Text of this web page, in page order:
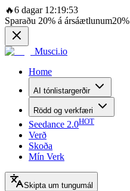
🔥6 dagar 12:19:53
Sparaðu 20% á ársáætlunum20%
Musci.io
Home
AI tónlistargerðir
Rödd og verkfæri
Seedance 2.0HOT
Verð
Skoða
Mín Verk
Skipta um tungumál